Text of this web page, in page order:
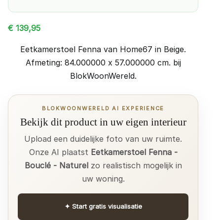
€ 139,95
Eetkamerstoel Fenna van Home67 in Beige.
Afmeting: 84.000000 x 57.000000 cm. bij
BlokWoonWereld.
BLOKWOONWERELD AI EXPERIENCE
Bekijk dit product in uw eigen interieur
Upload een duidelijke foto van uw ruimte.
Onze AI plaatst Eetkamerstoel Fenna -
Bouclé - Naturelzo realistisch mogelijk in
uw woning.
✦ Start gratis visualisatie